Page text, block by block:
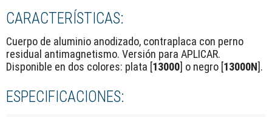
CARACTERÍSTICAS:
Cuerpo de aluminio anodizado, contraplaca con perno
residual antimagnetismo. Versión para APLICAR.
Disponible en dos colores: plata [13000] o negro [13000N].
ESPECIFICACIONES: